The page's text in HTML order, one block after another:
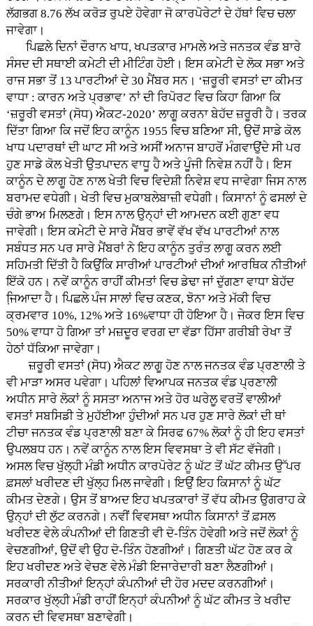
ਲੱਗਭਗ 8.76 ਲੱਖ ਕਰੋੜ ਰੁਪਏ ਹੋਵੇਗਾ ਜੋ ਕਾਰਪੋਰੇਟਾਂ ਦੇ ਹੱਥਾਂ ਵਿਚ ਚਲਾ
ਜਾਵੇਗਾ।
ਪਿਛਲੇ ਦਿਨਾਂ ਦੌਰਾਨ ਖਾਧ, ਖਪਤਕਾਰ ਮਾਮਲੇ ਅਤੇ ਜਨਤਕ ਵੰਡ ਬਾਰੇ
ਸੰਸਦ ਦੀ ਸਥਾਈ ਕਮੇਟੀ ਦੀ ਮੀਟਿੰਗ ਹੋਈ। ਇਸ ਕਮੇਟੀ ਦੇ ਲੋਕ ਸਭਾ ਅਤੇ
ਰਾਜ ਸਭਾ ਤੋਂ 13 ਪਾਰਟੀਆਂ ਦੇ 30 ਮੈਂਬਰ ਸਨ। ‘ਜ਼ਰੂਰੀ ਵਸਤਾਂ ਦਾ ਕੀਮਤ
ਵਾਧਾ : ਕਾਰਨ ਅਤੇ ਪ੍ਰਭਾਵ’ ਨਾਂ ਦੀ ਰਿਪੋਰਟ ਵਿਚ ਕਿਹਾ ਗਿਆ ਕਿ
‘ਜ਼ਰੂਰੀ ਵਸਤਾਂ (ਸੋਧ) ਐਕਟ-2020’ ਲਾਗੂ ਕਰਨਾ ਬੇਹੱਦ ਜ਼ਰੂਰੀ ਹੈ। ਤਰਕ
ਦਿੱਤਾ ਗਿਆ ਕਿ ਜਦੋਂ ਇਹ ਕਾਨੂੰਨ 1955 ਵਿਚ ਬਣਿਆ ਸੀ, ਉਦੋਂ ਸਾਡੇ ਕੋਲ
ਖਾਧ ਪਦਾਰਥਾਂ ਦੀ ਘਾਟ ਸੀ ਅਤੇ ਅਸੀਂ ਅਨਾਜ ਬਾਹਰੋਂ ਮੰਗਵਾਉਂਦੇ ਸੀ ਪਰ
ਹੁਣ ਸਾਡੇ ਕੋਲ ਖੇਤੀ ਉਤਪਾਦਨ ਵਾਧੂ ਹੈ ਅਤੇ ਪੂੰਜੀ ਨਿਵੇਸ਼ ਨਹੀਂ ਹੈ। ਇਸ
ਕਾਨੂੰਨ ਦੇ ਲਾਗੂ ਹੋਣ ਨਾਲ ਖੇਤੀ ਵਿਚ ਵਿਦੇਸ਼ੀ ਨਿਵੇਸ਼ ਵਧ ਜਾਵੇਗਾ ਜਿਸ ਨਾਲ
ਬਰਾਮਦ ਵਧੇਗੀ। ਖੇਤੀ ਵਿਚ ਮੁਕਾਬਲੇਬਾਜ਼ੀ ਵਧੇਗੀ। ਕਿਸਾਨਾਂ ਨੂੰ ਫਸਲਾਂ ਦੇ
ਚੰਗੇ ਭਾਅ ਮਿਲਣਗੇ। ਇਸ ਨਾਲ ਉਨ੍ਹਾਂ ਦੀ ਆਮਦਨ ਕਈ ਗੁਣਾ ਵਧ
ਜਾਵੇਗੀ। ਇਸ ਕਮੇਟੀ ਦੇ ਸਾਰੇ ਮੈਂਬਰ ਭਾਵੇਂ ਵੱਖ ਵੱਖ ਪਾਰਟੀਆਂ ਨਾਲ
ਸਬੰਧਤ ਸਨ ਪਰ ਸਾਰੇ ਮੈਂਬਰਾਂ ਨੇ ਇਹ ਕਾਨੂੰਨ ਤੁਰੰਤ ਲਾਗੂ ਕਰਨ ਲਈ
ਸਹਿਮਤੀ ਦਿੱਤੀ ਹੈ ਕਿਉਂਕਿ ਸਾਰੀਆਂ ਪਾਰਟੀਆਂ ਦੀਆਂ ਆਰਥਿਕ ਨੀਤੀਆਂ
ਇੱਕੋ ਹਨ। ਨਵੇਂ ਕਾਨੂੰਨ ਰਾਹੀਂ ਕੀਮਤਾਂ ਵਿਚ ਡੇਢਾ ਜਾਂ ਦੁੱਗਣਾ ਵਾਧਾ ਬੇਹੱਦ
ਜਿ਼ਆਦਾ ਹੈ। ਪਿਛਲੇ ਪੰਜ ਸਾਲਾਂ ਵਿਚ ਕਣਕ, ਝੋਨਾ ਅਤੇ ਮੱਕੀ ਵਿਚ
ਕ੍ਰਮਵਾਰ 10%, 12% ਅਤੇ 16%ਵਾਧਾ ਹੀ ਹੋਇਆ ਹੈ। ਜੇਕਰ ਇਸ ਵਿਚ
50% ਵਾਧਾ ਹੋ ਗਿਆ ਤਾਂ ਮਜ਼ਦੂਰ ਵਰਗ ਦਾ ਵੱਡਾ ਹਿੱਸਾ ਗਰੀਬੀ ਰੇਖਾ ਤੋਂ
ਹੇਠਾਂ ਧੱਕਿਆ ਜਾਵੇਗਾ।
ਜ਼ਰੂਰੀ ਵਸਤਾਂ (ਸੋਧ) ਐਕਟ ਲਾਗੂ ਹੋਣ ਨਾਲ ਜਨਤਕ ਵੰਡ ਪ੍ਰਣਾਲੀ ਤੇ
ਵੀ ਮਾੜਾ ਅਸਰ ਪਵੇਗਾ। ਪਹਿਲਾਂ ਵਿਆਪਕ ਜਨਤਕ ਵੰਡ ਪ੍ਰਣਾਲੀ
ਅਧੀਨ ਸਾਰੇ ਲੋਕਾਂ ਨੂੰ ਸਸਤਾ ਅਨਾਜ ਅਤੇ ਹੋਰ ਘਰੇਲੂ ਵਰਤੋਂ ਵਾਲੀਆਂ
ਵਸਤਾਂ ਸਬਸਿਡੀ ਤੇ ਮੁਹੱਈਆ ਹੁੰਦੀਆਂ ਸਨ ਪਰ ਹੁਣ ਸਾਰੇ ਲੋਕਾਂ ਦੀ ਥਾਂ
ਟੀਚਾ ਜਨਤਕ ਵੰਡ ਪ੍ਰਣਾਲੀ ਬਣਾ ਕੇ ਸਿਰਫ 67% ਲੋਕਾਂ ਨੂੰ ਹੀ ਇਹ ਵਸਤਾਂ
ਉਪਲਬਧ ਹਨ। ਨਵੇਂ ਕਾਨੂੰਨ ਨਾਲ ਇਸ ਵਿਵਸਥਾ ਤੇ ਵੀ ਸੱਟ ਵੱਜੇਗੀ।
ਅਸਲ ਵਿਚ ਖੁੱਲ੍ਹੀ ਮੰਡੀ ਅਧੀਨ ਕਾਰਪੋਰੇਟ ਨੂੰ ਘੱਟ ਤੋਂ ਘੱਟ ਕੀਮਤ ਉੱਪਰ
ਫ਼ਸਲਾਂ ਖਰੀਦਣ ਦੀ ਖੁੱਲ੍ਹ ਮਿਲ ਜਾਵੇਗੀ। ਇਉਂ ਇਹ ਕਿਸਾਨਾਂ ਨੂੰ ਘੱਟ
ਕੀਮਤ ਦੇਣਗੇ। ਉਸ ਤੋਂ ਬਾਅਦ ਇਹ ਖਪਤਕਾਰਾਂ ਤੋਂ ਵੱਧ ਕੀਮਤ ਉਗਰਾਹ ਕੇ
ਉਨ੍ਹਾਂ ਦੀ ਲੁੱਟ ਕਰਨਗੇ। ਨਵੀਂ ਵਿਵਸਥਾ ਅਧੀਨ ਕਿਸਾਨਾਂ ਤੋਂ ਫ਼ਸਲ
ਖਰੀਦਣ ਵੇਲੇ ਕੰਪਨੀਆਂ ਦੀ ਗਿਣਤੀ ਵੀ ਦੋ-ਤਿੰਨ ਹੋਵੇਗੀ ਅਤੇ ਜਦੋਂ ਲੋਕਾਂ ਨੂੰ
ਵੇਚਣਗੀਆਂ, ਉਦੋਂ ਵੀ ਉਹ ਦੋ-ਤਿੰਨ ਹੋਣਗੀਆਂ। ਗਿਣਤੀ ਘੱਟ ਹੋਣ ਕਰ ਕੇ
ਇਹ ਖਰੀਦਣ ਅਤੇ ਵੇਚਣ ਵੇਲੇ ਮੰਡੀ ਇਜਾਰੇਦਾਰੀ ਬਣਾ ਲੈਣਗੀਆਂ।
ਸਰਕਾਰੀ ਨੀਤੀਆਂ ਇਨ੍ਹਾਂ ਕੰਪਨੀਆਂ ਦੀ ਹੋਰ ਮਦਦ ਕਰਨਗੀਆਂ।
ਸਰਕਾਰ ਖੁੱਲ੍ਹੀ ਮੰਡੀ ਰਾਹੀਂ ਇਨ੍ਹਾਂ ਕੰਪਨੀਆਂ ਨੂੰ ਘੱਟ ਕੀਮਤ ਤੇ ਖਰੀਦ
ਕਰਨ ਦੀ ਵਿਵਸਥਾ ਬਣਾਵੇਗੀ।